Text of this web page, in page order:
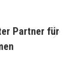
Partner für